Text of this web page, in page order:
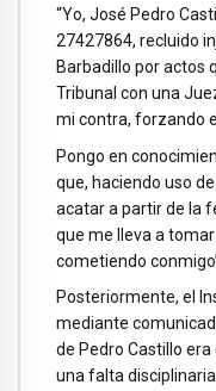
“Yo, José Pedro
27427864, recluido
Barbadillo por actos
Tribunal con una
mi contra, forzando
Pongo en
que, haciendo uso
acatar a partir de la
que me lleva a
cometiendo
Posteriormente, el
mediante
de Pedro Castillo
una falta